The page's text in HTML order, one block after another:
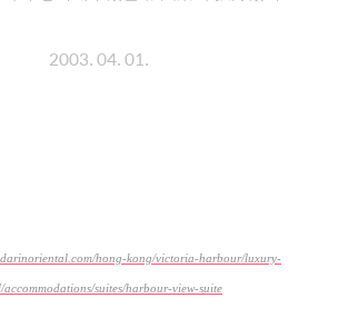
2003. 04. 01.
hong-kong/victoria-harbour/luxury-
accommodations/suites/harbour-view-suite